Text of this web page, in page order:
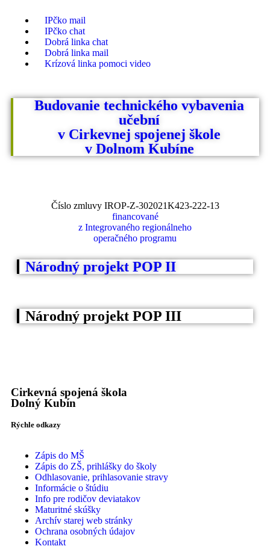
IPčko mail
IPčko chat
Dobrá linka chat
Dobrá linka mail
Krízová linka pomoci video
Budovanie technického vybavenia
učební
v Cirkevnej spojenej škole
v Dolnom Kubíne
Číslo zmluvy IROP-Z-302021K423-222-13
financované
z Integrovaného regionálneho
operačného programu
Národný projekt POP II
Národný projekt POP III
Cirkevná spojená škola
Dolný Kubín
Rýchle odkazy
Zápis do MŠ
Zápis do ZŠ, prihlášky do školy
Odhlasovanie, prihlasovanie stravy
Informácie o štúdiu
Info pre rodičov deviatakov
Maturitné skúšky
Archív starej web stránky
Ochrana osobných údajov
Kontakt